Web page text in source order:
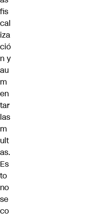
fis
cal
iza
ció
n y
au
m
en
tar
las
m
ult
as.
Es
to
no
se
co